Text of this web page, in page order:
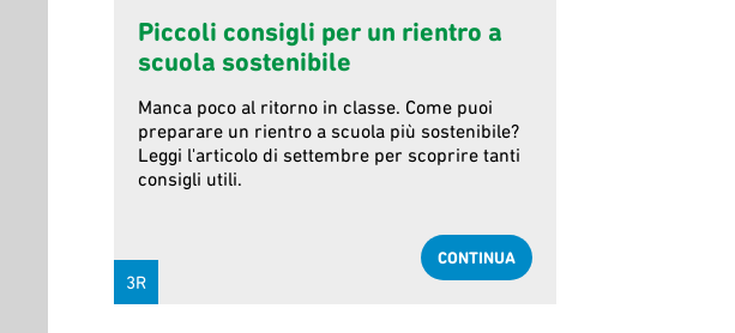
Piccoli consigli per un rientro a
scuola sostenibile
Manca poco al ritorno in classe. Come puoi
preparare un rientro a scuola più sostenibile?
Leggi l'articolo di settembre per scoprire tanti
consigli utili.
3R
CONTINUA